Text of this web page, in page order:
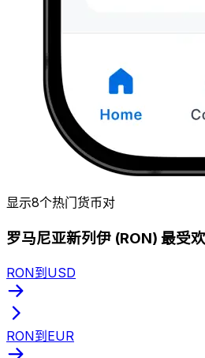
显示8个热门货币对
罗马尼亚新列伊 (RON) 最受
RON到USD
RON到EUR